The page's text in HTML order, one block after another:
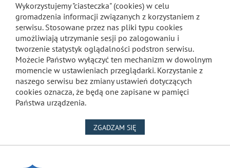
Wykorzystujemy "ciasteczka" (cookies) w celu
gromadzenia informacji związanych z korzystaniem z
serwisu. Stosowane przez nas pliki typu cookies
umożliwiają utrzymanie sesji po zalogowaniu i
tworzenie statystyk oglądalności podstron serwisu.
Możecie Państwo wyłączyć ten mechanizm w dowolnym
momencie w ustawieniach przeglądarki. Korzystanie z
naszego serwisu bez zmiany ustawień dotyczących
cookies oznacza, że będą one zapisane w pamięci
Państwa urządzenia.
ZGADZAM SIĘ